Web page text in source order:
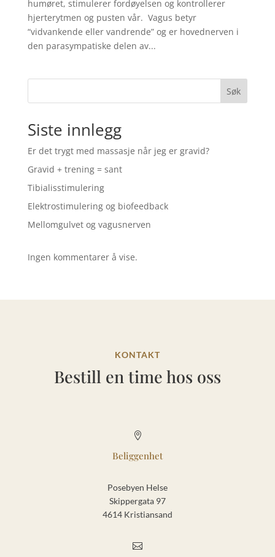
humøret, stimulerer fordøyelsen og kontrollerer
hjerterytmen og pusten vår. Vagus betyr
“vidvankende eller vandrende” og er hovednerven i
den parasympatiske delen av...
Søk
Siste innlegg
Er det trygt med massasje når jeg er gravid?
Gravid + trening = sant
Tibialisstimulering
Elektrostimulering og biofeedback
Mellomgulvet og vagusnerven
Ingen kommentarer å vise.
KONTAKT
Bestill en time hos oss

Beliggenhet
Posebyen Helse
Skippergata 97
4614 Kristiansand
